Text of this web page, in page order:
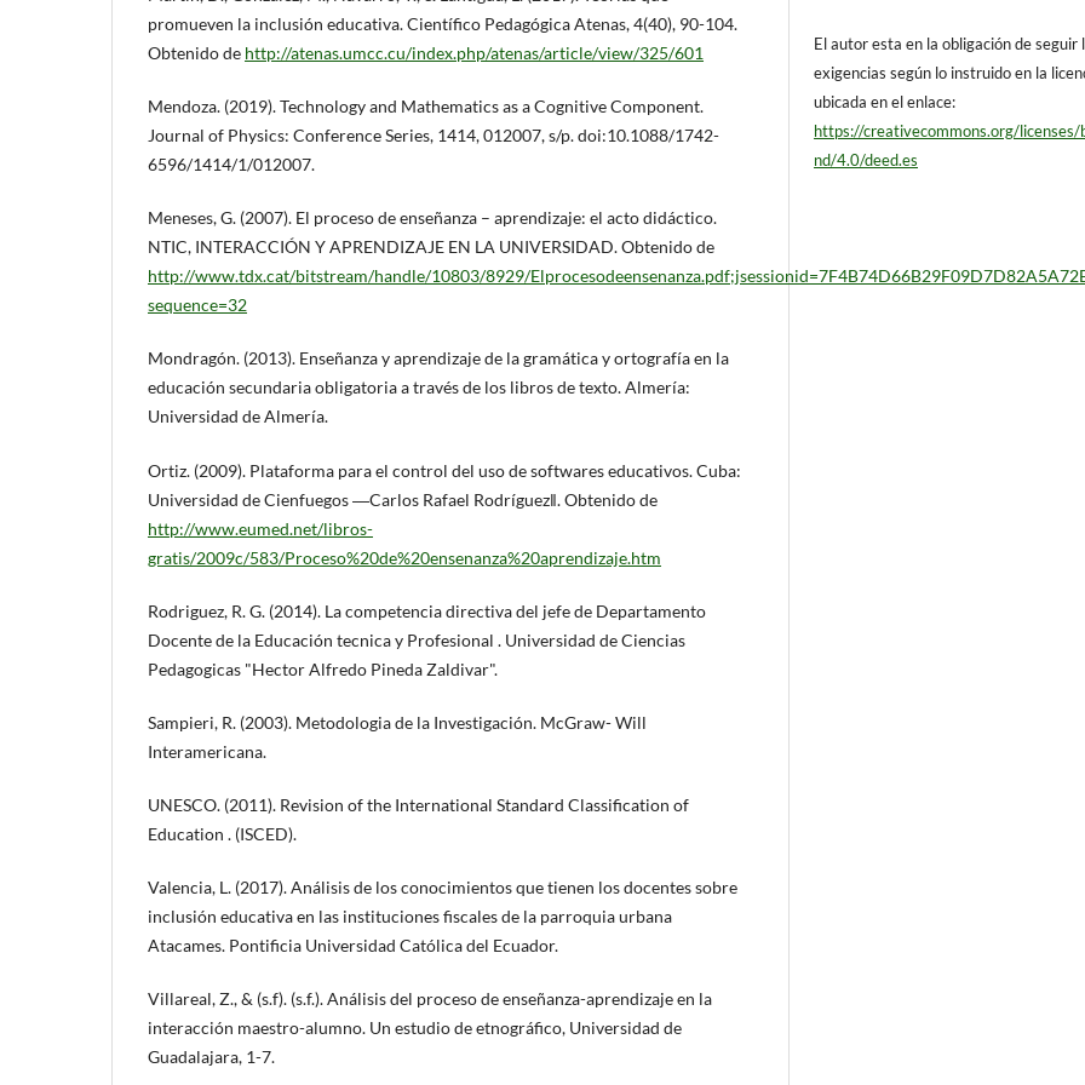
promueven la inclusión educativa. Científico Pedagógica Atenas, 4(40), 90-104.
Obtenido de http://atenas.umcc.cu/index.php/atenas/article/view/325/601
Mendoza. (2019). Technology and Mathematics as a Cognitive Component.
Journal of Physics: Conference Series, 1414, 012007, s/p. doi:10.1088/1742-
6596/1414/1/012007.
Meneses, G. (2007). El proceso de enseñanza – aprendizaje: el acto didáctico.
NTIC, INTERACCIÓN Y APRENDIZAJE EN LA UNIVERSIDAD. Obtenido de
http://www.tdx.cat/bitstream/handle/10803/8929/
sequence=32
Mondragón. (2013). Enseñanza y aprendizaje de la gramática y ortografía en la
educación secundaria obligatoria a través de los libros de texto. Almería:
Universidad de Almería.
Ortiz. (2009). Plataforma para el control del uso de softwares educativos. Cuba:
Universidad de Cienfuegos ―Carlos Rafael Rodríguez‖. Obtenido de
http://www.eumed.net/libros-
gratis/2009c/583/Proceso%20de%20ensenanza%20aprendizaje.htm
Rodriguez, R. G. (2014). La competencia directiva del jefe de Departamento
Docente de la Educación tecnica y Profesional . Universidad de Ciencias
Pedagogicas "Hector Alfredo Pineda Zaldivar".
Sampieri, R. (2003). Metodologia de la Investigación. McGraw- Will
Interamericana.
UNESCO. (2011). Revision of the International Standard Classification of
Education . (ISCED).
Valencia, L. (2017). Análisis de los conocimientos que tienen los docentes sobre
inclusión educativa en las instituciones fiscales de la parroquia urbana
Atacames. Pontificia Universidad Católica del Ecuador.
Villareal, Z., & (s.f). (s.f.). Análisis del proceso de enseñanza-aprendizaje en la
interacción maestro-alumno. Un estudio de etnográfico, Universidad de
Guadalajara, 1-7.
El autor esta en la obligación de seguir
exigencias según lo instruido en la
ubicada en el enlace:
https://creativecommons.org/licenses/
nd/4.0/deed.es